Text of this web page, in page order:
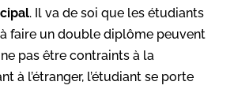
. Il va de soi que les étudiants
faire un double diplôme peuvent
ne pas être contraints à la
à l’étranger, l’étudiant se porte